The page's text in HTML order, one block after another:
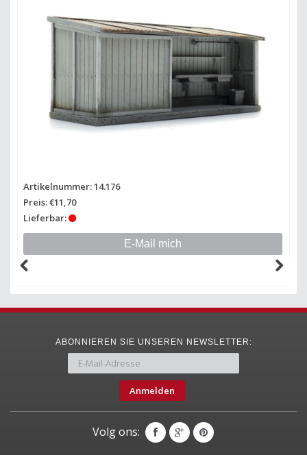
Artikelnummer: 14.176
Preis: €11,70
Lieferbar:
E-Mail mich
ABONNIEREN SIE UNSEREN NEWSLETTER:
Anmelden
Volg ons: